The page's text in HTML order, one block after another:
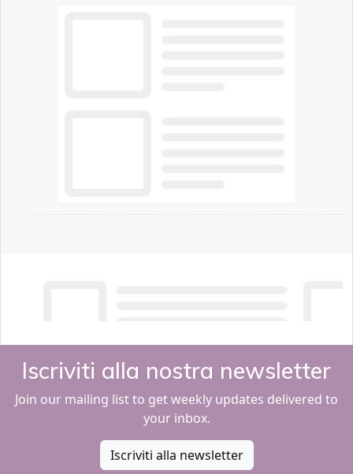
Iscriviti alla nostra newsletter
Join our mailing list to get weekly updates delivered to
your inbox.
Iscriviti alla newsletter